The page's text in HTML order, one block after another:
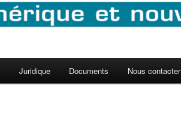
Juridique Documents Nous contacter